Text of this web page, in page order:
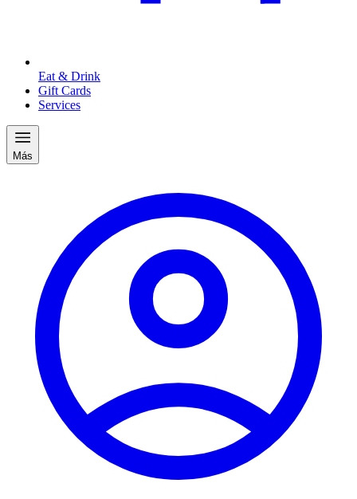
Eat & Drink
Gift Cards
Services
Más